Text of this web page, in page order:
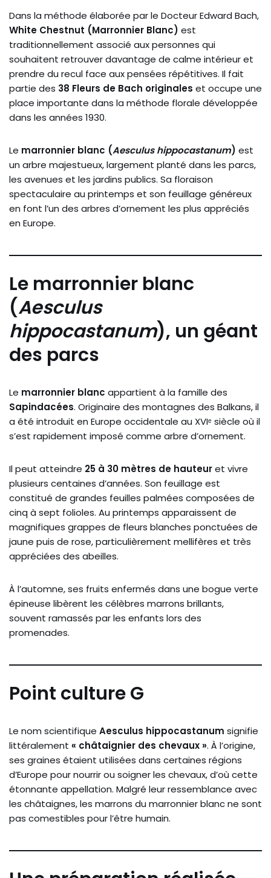
Dans la méthode élaborée par le Docteur Edward Bach,
White Chestnut (Marronnier Blanc) est
traditionnellement associé aux personnes qui
souhaitent retrouver davantage de calme intérieur et
prendre du recul face aux pensées répétitives. Il fait
partie des 38 Fleurs de Bach originales et occupe une
place importante dans la méthode florale développée
dans les années 1930.
Le marronnier blanc (Aesculus hippocastanum) est
un arbre majestueux, largement planté dans les parcs,
les avenues et les jardins publics. Sa floraison
spectaculaire au printemps et son feuillage généreux
en font l’un des arbres d’ornement les plus appréciés
en Europe.
Le marronnier blanc
(Aesculus
hippocastanum), un géant
des parcs
Le marronnier blanc appartient à la famille des
Sapindacées. Originaire des montagnes des Balkans, il
a été introduit en Europe occidentale au XVIᵉ siècle où il
s’est rapidement imposé comme arbre d’ornement.
Il peut atteindre 25 à 30 mètres de hauteuret vivre
plusieurs centaines d’années. Son feuillage est
constitué de grandes feuilles palmées composées de
cinq à sept folioles. Au printemps apparaissent de
magnifiques grappes de fleurs blanches ponctuées de
jaune puis de rose, particulièrement mellifères et très
appréciées des abeilles.
À l’automne, ses fruits enfermés dans une bogue verte
épineuse libèrent les célèbres marrons brillants,
souvent ramassés par les enfants lors des
promenades.
Point culture G
Le nom scientifique Aesculus hippocastanum signifie
littéralement « châtaignier des chevaux ». À l’origine,
ses graines étaient utilisées dans certaines régions
d’Europe pour nourrir ou soigner les chevaux, d’où cette
étonnante appellation. Malgré leur ressemblance avec
les châtaignes, les marrons du marronnier blanc ne sont
pas comestibles pour l’être humain.